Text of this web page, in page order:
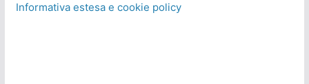
Informativa estesa e cookie policy